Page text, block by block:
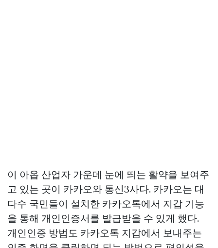
이 아옵 산업자 가운데 눈에 띄는 활약을 보여주
고 있는 곳이 카카오와 통신3사다. 카카오는 대
다수 국민들이 설치한 카카오톡에서 지갑 기능
을 통해 개인인증서를 발급받을 수 있게 했다.
개인인증 방법도 카카오톡 지갑에서 보내주는